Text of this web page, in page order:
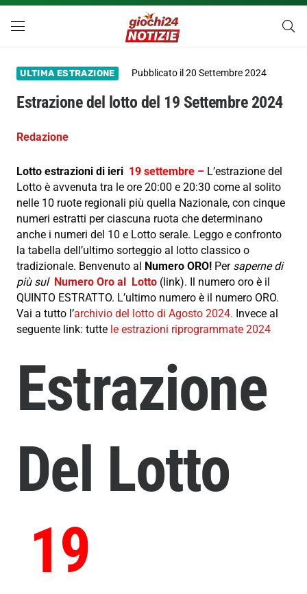
ULTIMA ESTRAZIONE Pubblicato il20 Settembre 2024
Estrazione del lotto del 19 Settembre 2024
Redazione
Lotto estrazioni di ieri 19 settembre – L’estrazione del
Lotto è avvenuta tra le ore 20:00 e 20:30 come al solito
nelle 10 ruote regionali più quella Nazionale, con cinque
numeri estratti per ciascuna ruota che determinano
anche i numeri del 10 e Lotto serale. Leggo e confronto
la tabella dell’ultimo sorteggio al lotto classico o
tradizionale. Benvenuto al
Numero ORO! Per saperne di
più sul Numero Oro al Lotto (link). Il numero oro è il
QUINTO ESTRATTO. L’ultimo numero è il numero ORO.
Vai a tutto l’archivio del lotto di Agosto 2024. Invece al
seguente link: tutte le estrazioni riprogrammate 2024
Estrazione
Del Lotto
19